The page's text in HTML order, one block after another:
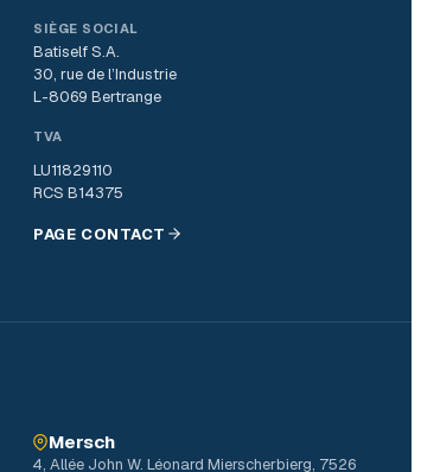
SIÈGE SOCIAL
Batiself S.A.
30, rue de l’Industrie
L-8069 Bertrange
TVA
LU11829110
RCS B14375
PAGE CONTACT
Mersch
4, Allée John W. Léonard Mierscherbierg, 7526